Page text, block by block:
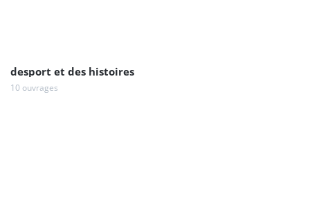
desport et des histoires
10 ouvrages